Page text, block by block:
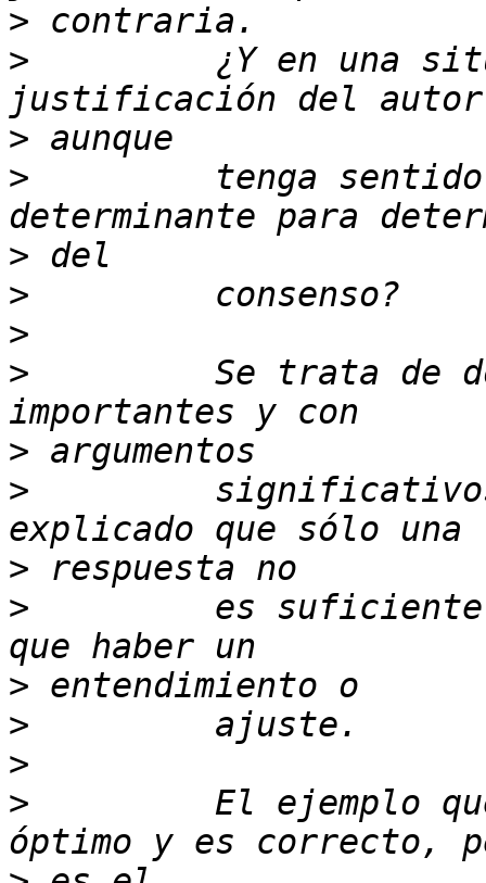
>
>
¿Y en una
>
>
tenga
>
>
>
>
Se trata de
>
>
>
>
es
>
>
>
>
El ejemplo